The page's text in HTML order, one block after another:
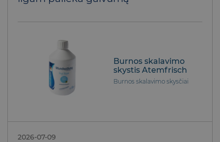
Burnos skalavimo
skystis Atemfrisch
Burnos skalavimo skysčiai
2026-07-09